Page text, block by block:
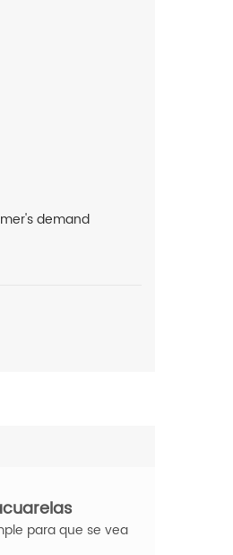
demand
para que se vea